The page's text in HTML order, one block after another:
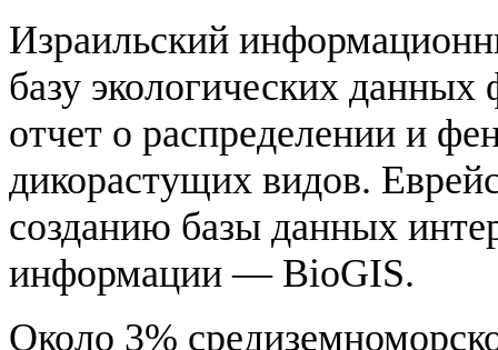
Израильский
базу экологических
отчет о распределении и
дикорастущих видов.
созданию базы данных
информации — BioGIS.
Около 3%